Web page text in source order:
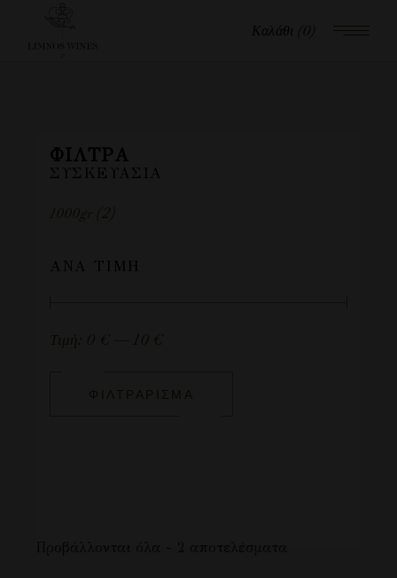
Καλάθι (0)
ΦΊΛΤΡΑ
ΣΥΣΚΕΥΑΣΊΑ
1000gr (2)
ΑΝΆ ΤΙΜΉ
ΦΙΛΤΡΆΡΙΣΜΑ
Τιμή: 0 € 10 €